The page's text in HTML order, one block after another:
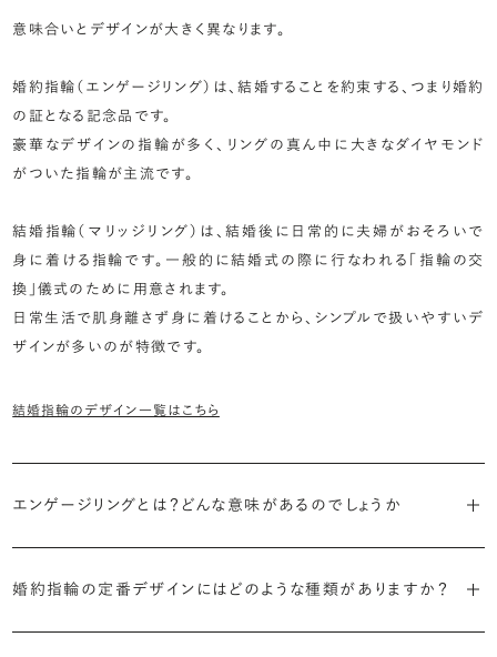
意味合いとデザインが大きく異なります。
婚約指輪（エンゲージリング）は、結婚することを約束する、つまり婚約
の証となる記念品です。
豪華なデザインの指輪が多く、リングの真ん中に大きなダイヤモンド
がついた指輪が主流です。
結婚指輪（マリッジリング）は、結婚後に日常的に夫婦がおそろいで
身に着ける指輪です。一般的に結婚式の際に行なわれる「指輪の交
換」儀式のために用意されます。
日常生活で肌身離さず身に着けることから、シンプルで扱いやすいデ
ザインが多いのが特徴です。
結婚指輪のデザイン一覧はこちら
エンゲージリングとは？どんな意味があるのでしょうか
リング」は婚約指輪の別名です。
婚約指輪の定番デザインにはどのような種類がありますか？